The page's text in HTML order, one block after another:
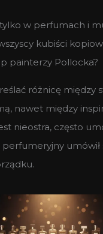
w perfumach i
kubiści
painterzy Pollocka?
różnicę między
nawet między
nieostra, często
umówił